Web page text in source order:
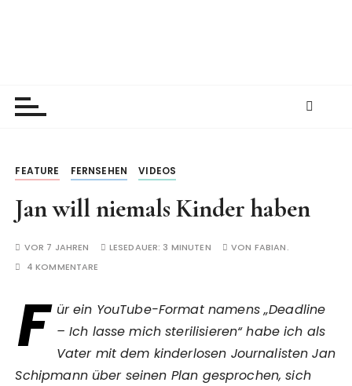
FEATURE FERNSEHEN VIDEOS
Jan will niemals Kinder haben
VOR 7 JAHREN LESEDAUER: 3 MINUTEN VON FABIAN.
4 KOMMENTARE
F ür ein YouTube-Format namens „Deadline
– Ich lasse mich sterilisieren“ habe ich als
Vater mit dem kinderlosen Journalisten Jan
Schipmann über seinen Plan gesprochen, sich